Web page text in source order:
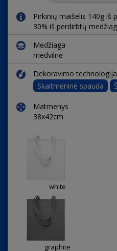
Pirkinių maišelis 140g iš
30% iš perdirbtų
Medžiaga
medvilnė
Dekoravimo technologija
Skaitmeninė spauda
Matmenys
38x42cm
white
graphite